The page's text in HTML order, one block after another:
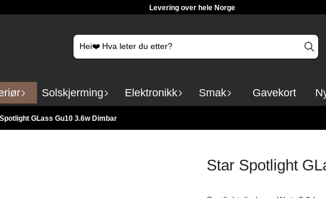
Levering over hele Norge
Solskjerming Elektronikk Smak Gavekort
GLass Gu10 3.6w Dimbar
Star Spotlight